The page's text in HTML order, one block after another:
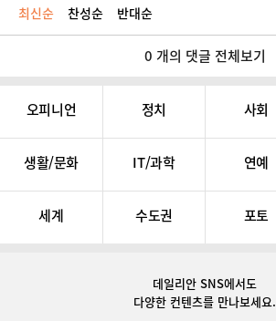
최신순 찬성순 반대순
0 개의 댓글 전체보기
오피니언 정치 사회
생활/문화 IT/과학 연예
세계 수도권 포토
데일리안 SNS에서도
다양한 컨텐츠를 만나보세요.